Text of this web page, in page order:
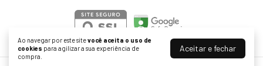
Ao navegar por este sitevocê aceita o uso de
cookies para agilizar a sua experiência de
compra.
Aceitar e fechar